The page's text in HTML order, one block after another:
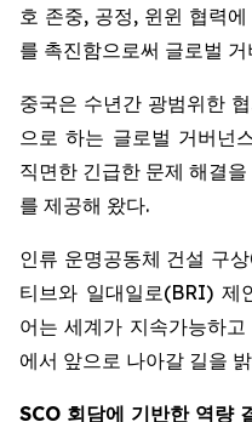
호 존중, 공정, 윈윈 협력
를 촉진함으로써 글로벌
중국은 수년간 광범위한
으로 하는 글로벌 거버넌
직면한 긴급한 문제 해결
를 제공해 왔다.
인류 운명공동체 건설 구
티브와 일대일로(BRI) 제
어는 세계가 지속가능하
에서 앞으로 나아갈 길을
SCO 회담에 기반한 역량